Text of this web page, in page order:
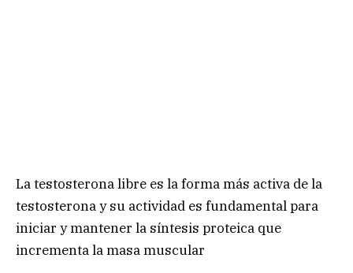
La testosterona libre es la forma más activa de la
testosterona y su actividad es fundamental para
iniciar y mantener la síntesis proteica que
incrementa la masa muscular